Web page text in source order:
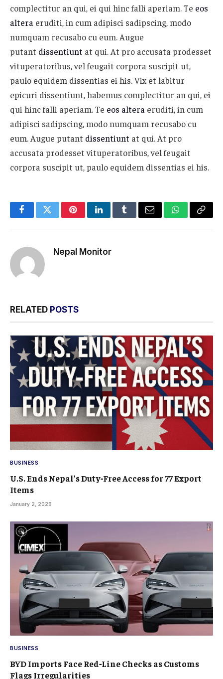
complectitur an qui, ei qui hinc falli aperiam. Te eos
altera eruditi, in cum adipisci sadipscing, modo
numquam recusabo cu eum. Augue
putant dissentiunt at qui. At pro accusata prodesset
vituperatoribus, vel feugait corpora suscipit ut,
paulo equidem dissentias ei his. Vix et labitur
epicuri dissentiunt, habemus complectitur an qui, ei
qui hinc falli aperiam. Te eos altera eruditi, in cum
adipisci sadipscing, modo numquam recusabo cu
eum. Augue putant dissentiunt at qui. At pro
accusata prodesset vituperatoribus, vel feugait
corpora suscipit ut, paulo equidem dissentias ei his.
FacebookTwitterPinterestLinkedInTumblrEmail WhatsApp
Copy
Nepal Monitor
RELATED POSTS
BUSINESS
U.S. Ends Nepal’s Duty‑Free Access for 77 Export
Items
January 2, 2026
BUSINESS
BYD Imports Face Red‑Line Checks as Customs
Flags Irregularities